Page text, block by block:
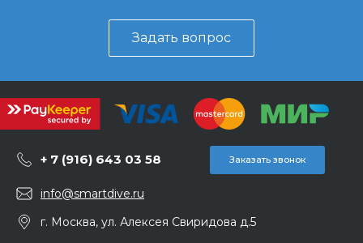
Задать вопрос
+ 7 (916) 643 03 58 Заказать звонок
info@smartdive.ru
г. Москва, ул. Алексея Свиридова д.5